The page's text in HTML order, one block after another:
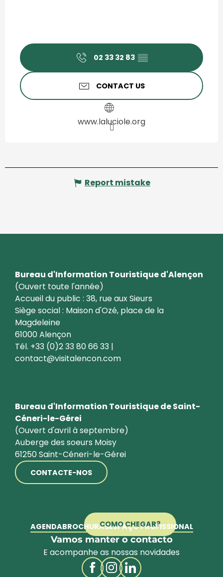
02 33 32 83 ▒▒
CONTACT US
www.laluciole.org
Report mistake
Bureau d'Information Touristique d'Alençon
(Ouvert toute l'année)
Accueil du public : 38, rue aux Sieurs
Siège social : Maison d'Ozé, place de la
Magdeleine
61000 Alençon
Tél. +33 (0)2 33 80 66 33 |
contact@visitalencon.com
Bureau d'Information Touristique de Saint-
Céneri-le-Gérei
(Ouvert d'avril à septembre)
Auberge des soeurs Moisy
61250 Saint-Céneri-le-Gérei
CONTACTE-NOS
COMO CHEGAR?
AGENDABROCHURASESPAÇO PROFISSIONAL
Vamos manter o contacto
E acompanhe as nossas novidades